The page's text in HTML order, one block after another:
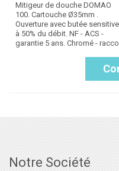
Mitigeur de douche DOMAO
100. Cartouche Ø35mm .
Ouverture avec butée sensitive
à 50% du débit. NF - ACS -
garantie 5 ans. Chromé -
Notre Société